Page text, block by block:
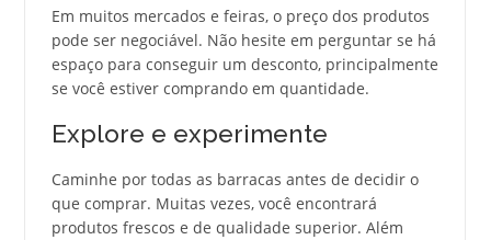
Em muitos mercados e feiras, o preço dos produtos
pode ser negociável. Não hesite em perguntar se há
espaço para conseguir um desconto, principalmente
se você estiver comprando em quantidade.
Explore e experimente
Caminhe por todas as barracas antes de decidir o
que comprar. Muitas vezes, você encontrará
produtos frescos e de qualidade superior. Além